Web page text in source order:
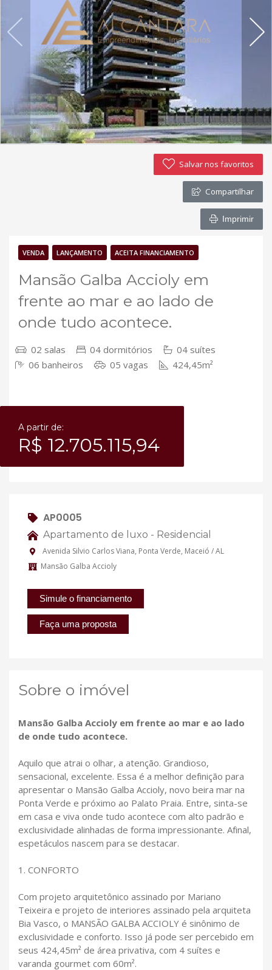
Política de privacidade
Simulador de financiamento
Negocie seu imóvel
Imóveis favoritos
Contato
Salvar nos favoritos
Compartilhar
Imprimir
VENDA LANÇAMENTO ACEITA FINANCIAMENTO
Mansão Galba Accioly em
frente ao mar e ao lado de
onde tudo acontece.
02 salas 04 dormitórios
04 suítes
06 banheiros
05 vagas 424,45m²
A partir de:
R$ 12.705.115,94
AP0005
Apartamento de luxo - Residencial
Avenida Silvio Carlos Viana, Ponta Verde, Maceió / AL
Mansão Galba Accioly
Simule o financiamento
Faça uma proposta
Sobre o imóvel
Mansão Galba Accioly em frente ao mar e ao lado
de onde tudo acontece.
Aquilo que atrai o olhar, a atenção. Grandioso,
sensacional, excelente. Essa é a melhor definição para
apresentar o Mansão Galba Accioly, novo beira mar na
Ponta Verde e próximo ao Palato Praia. Entre, sinta-se
em casa e viva onde tudo acontece com alto padrão e
exclusividade alinhadas de forma impressionante. Afinal,
espetáculos nascem para se destacar.
1. CONFORTO
Com projeto arquitetônico assinado por Mariano
Teixeira e projeto de interiores assinado pela arquiteta
Bia Vasco, o MANSÃO GALBA ACCIOLY é sinônimo de
exclusividade e conforto. Isso já pode ser percebido em
seus 424,45m² de área privativa, com 4 suítes e
varanda gourmet com 60m².